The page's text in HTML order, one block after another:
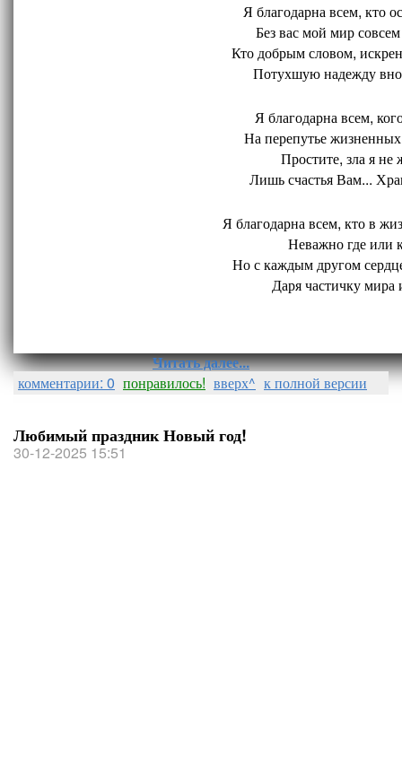
Я благодарна всем, кто
Без вас мой мир
Кто добрым словом,
Потухшую надежду
Я благодарна всем,
На перепутье
Простите, зла я не
Лишь счастья Вам...
Я благодарна всем, кто в
Неважно где или
Но с каждым другом
Даря частичку мира
Читать далее...
комментарии: 0 понравилось! вверх^ к полной версии
Любимый праздник Новый год!
30-12-2025 15:51